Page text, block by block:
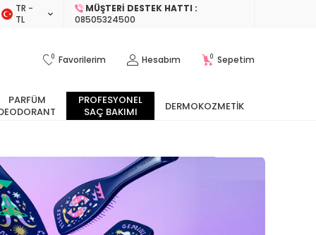
TR −
TL
MÜŞTERI DESTEK HATTI :
08505324500
0 Favorilerim Hesabım 0 Sepetim
PARFÜM
PROFESYONEL
SAÇ BAKIMI
DERMOKOZMETIK